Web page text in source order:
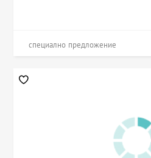
специално предложение